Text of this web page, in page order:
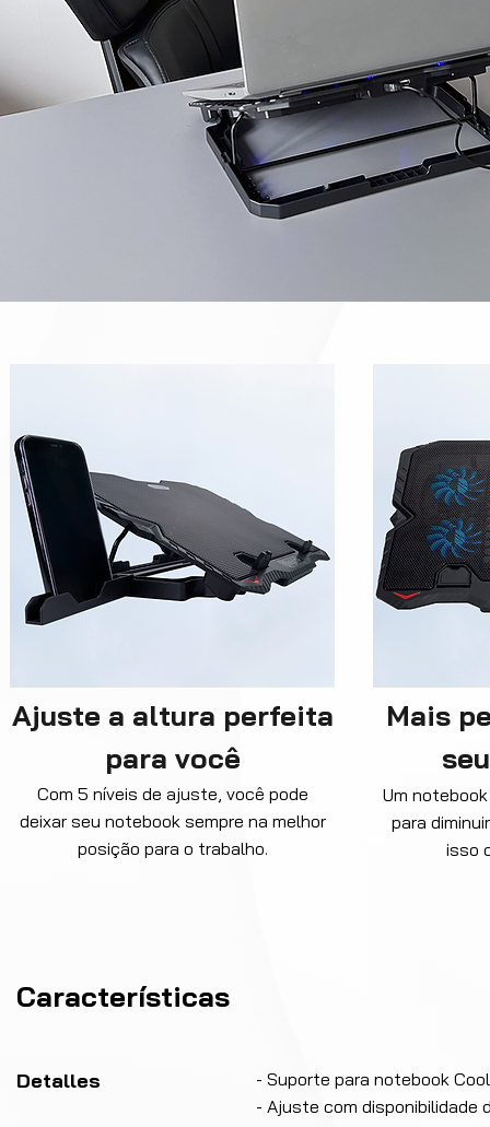
Ajuste a altura perfeita
para você
Com 5 níveis de ajuste, você pode
deixar seu notebook sempre na melhor
posição para o trabalho.
Mais
Um
para
isso
Características
Detalles
- Suporte para notebook
- Ajuste com disponibilidade